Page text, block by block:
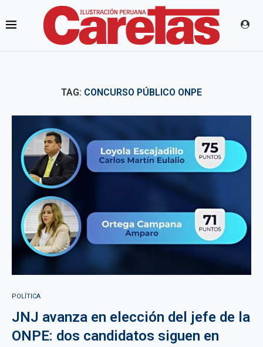
TAG: CONCURSO PÚBLICO ONPE
POLÍTICA
JNJ avanza en elección del jefe de la
ONPE: dos candidatos siguen en